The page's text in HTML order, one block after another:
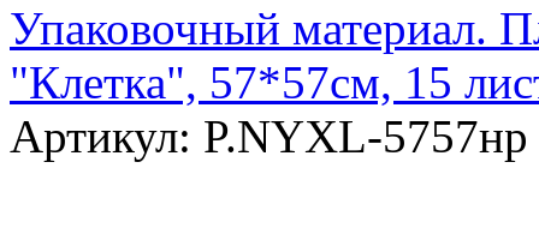
Упаковочный материал.
"Клетка", 57*57см, 15
Артикул: P.NYXL-5757нр